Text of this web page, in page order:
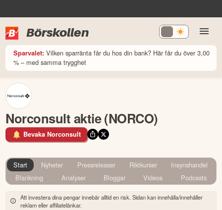
Börskollen
Sparvalet: Vilken sparränta får du hos din bank? Här får du över 3,00
% – med samma trygghet
Norconsult aktie (NORCO)
Bevaka Norconsult
Start Nyheter Pressreleaser Riktkurser
Insynshandel
Blankning
Analyser Bloggar Videos Podcasts
Att investera dina pengar innebär alltid en risk. Sidan kan innehålla/innehåller
reklam eller affiliatelänkar.